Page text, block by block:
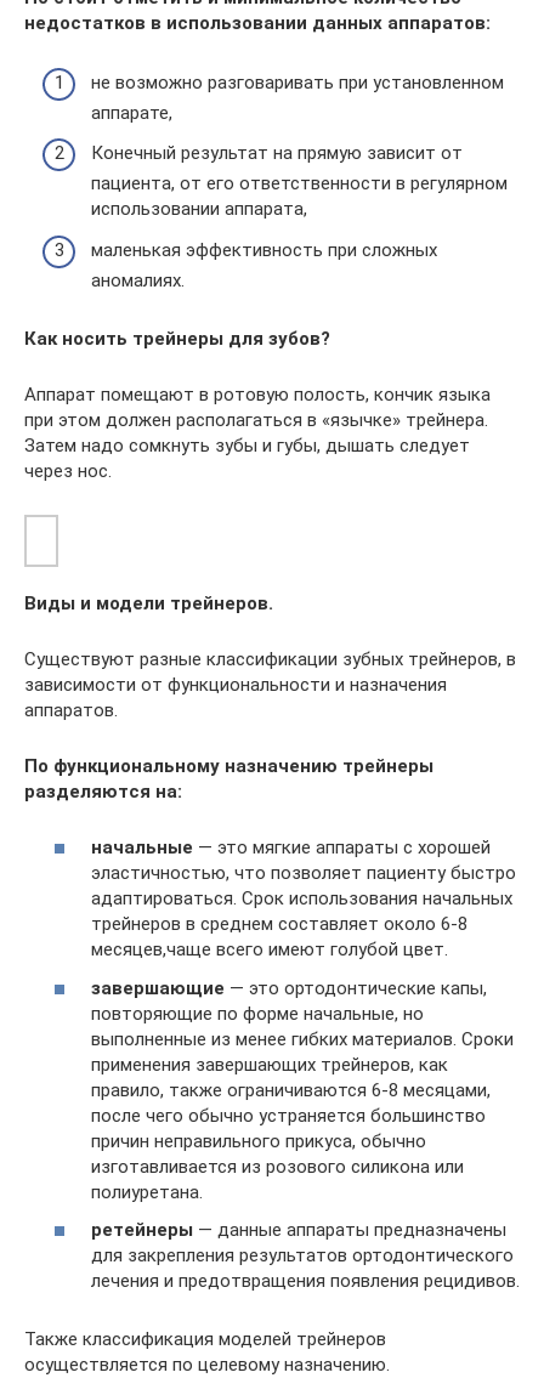
недостатков в использовании данных аппаратов:
не возможно разговаривать при установленном
аппарате,
Конечный результат на прямую зависит от
пациента, от его ответственности в регулярном
использовании аппарата,
маленькая эффективность при сложных
аномалиях.
Как носить трейнеры для зубов?
Аппарат помещают в ротовую полость, кончик языка
при этом должен располагаться в «язычке» трейнера.
Затем надо сомкнуть зубы и губы, дышать следует
через нос.
Виды и модели трейнеров.
Существуют разные классификации зубных трейнеров, в
зависимости от функциональности и назначения
аппаратов.
По функциональному назначению трейнеры
разделяются на:
начальные — это мягкие аппараты с хорошей
эластичностью, что позволяет пациенту быстро
адаптироваться. Срок использования начальных
трейнеров в среднем составляет около 6-8
месяцев,чаще всего имеют голубой цвет.
завершающие — это ортодонтические капы,
повторяющие по форме начальные, но
выполненные из менее гибких материалов. Сроки
применения завершающих трейнеров, как
правило, также ограничиваются 6-8 месяцами,
после чего обычно устраняется большинство
причин неправильного прикуса, обычно
изготавливается из розового силикона или
полиуретана.
ретейнеры — данные аппараты предназначены
для закрепления результатов ортодонтического
лечения и предотвращения появления рецидивов.
Также классификация моделей трейнеров
осуществляется по целевому назначению.